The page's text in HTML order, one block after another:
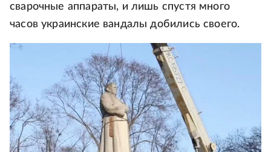
сварочные аппараты, и лишь спустя много
часов украинские вандалы добились своего.